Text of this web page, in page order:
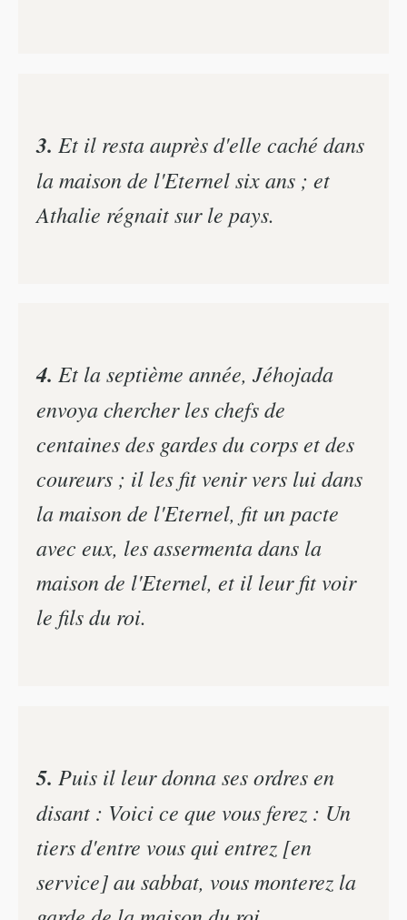
3. Et il resta auprès d'elle caché dans
la maison de l'Eternel six ans ; et
Athalie régnait sur le pays.
4. Et la septième année, Jéhojada
envoya chercher les chefs de
centaines des gardes du corps et des
coureurs ; il les fit venir vers lui dans
la maison de l'Eternel, fit un pacte
avec eux, les assermenta dans la
maison de l'Eternel, et il leur fit voir
le fils du roi.
5. Puis il leur donna ses ordres en
disant : Voici ce que vous ferez : Un
tiers d'entre vous qui entrez [en
service] au sabbat, vous monterez la